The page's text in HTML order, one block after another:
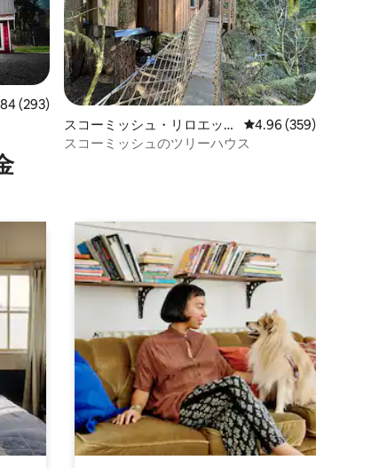
ュー293件、5つ星中4.84つ星の平均評価
(293)
スコーミッシュ・リロエット
のツリーハウス
レビュー359件、5つ星
4.96 (359)
スコーミッシュのツリーハウス